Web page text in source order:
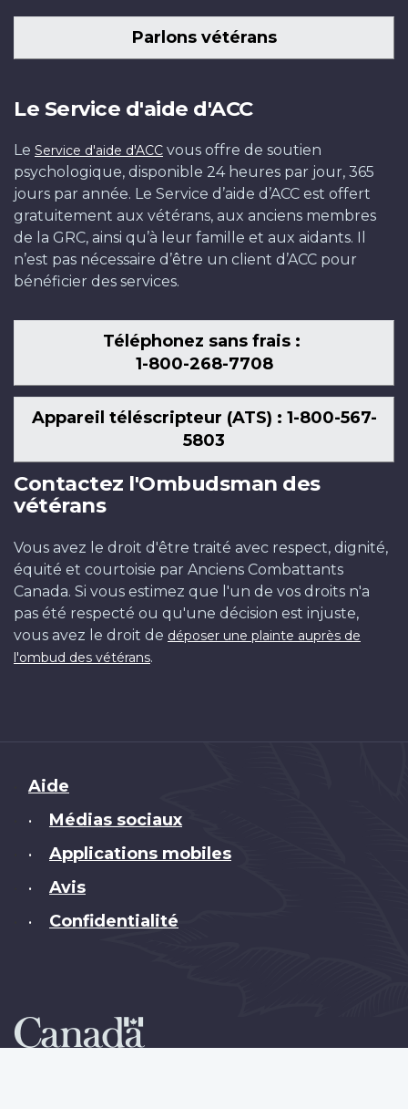
Parlons vétérans
Le Service d'aide d'ACC
Le Service d'aide d'ACC vous offre de soutien
psychologique, disponible 24 heures par jour, 365
jours par année. Le Service d’aide d’ACC est offert
gratuitement aux vétérans, aux anciens membres
de la GRC, ainsi qu’à leur famille et aux aidants. Il
n’est pas nécessaire d’être un client d’ACC pour
bénéficier des services.
Téléphonez sans frais :
1-800-268-7708
Appareil téléscripteur (ATS) : 1-800-567-
5803
Contactez l'Ombudsman des
vétérans
Vous avez le droit d'être traité avec respect, dignité,
équité et courtoisie par Anciens Combattants
Canada. Si vous estimez que l'un de vos droits n'a
pas été respecté ou qu'une décision est injuste,
vous avez le droit de déposer une plainte auprès de
l'ombud des vétérans.
Brand
Aide
• Médias sociaux
• Applications mobiles
• Avis
• Confidentialité